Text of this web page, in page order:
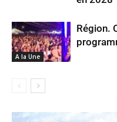
A la Une
Région.